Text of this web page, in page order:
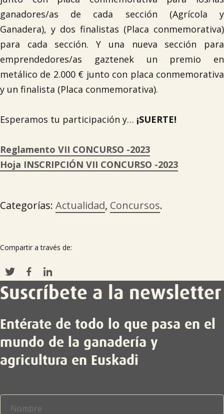

ganadores/as de cada sección (Agrícola y
Ganadera), y dos finalistas (Placa conmemorativa)
para cada sección. Y una nueva sección para
emprendedores/as gaztenek un premio en
metálico de 2.000 € junto con placa conmemorativa
y un finalista (Placa conmemorativa).
Esperamos tu participación y… ¡SUERTE!
Reglamento VII CONCURSO -2023
Hoja INSCRIPCIÓN VII CONCURSO -2023
Categorías: Actualidad, Concursos.
Compartir a través de:
Suscríbete a la newsletter
Entérate de todo lo que pasa en el
mundo de la ganadería y
agricultura en Euskadi